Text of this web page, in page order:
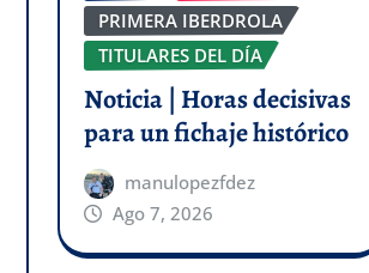
PRIMERA IBERDROLA
TITULARES DEL DÍA
Noticia | Horas decisivas
para un fichaje histórico
manulopezfdez
Ago 7, 2026